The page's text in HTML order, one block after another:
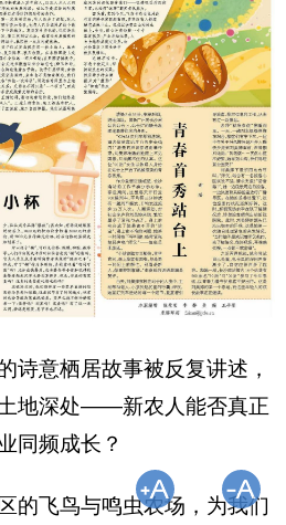
诗意栖居故事被反复讲述，
地深处——新农人能否真正
同频成长？
的飞鸟与鸣虫农场，为我们